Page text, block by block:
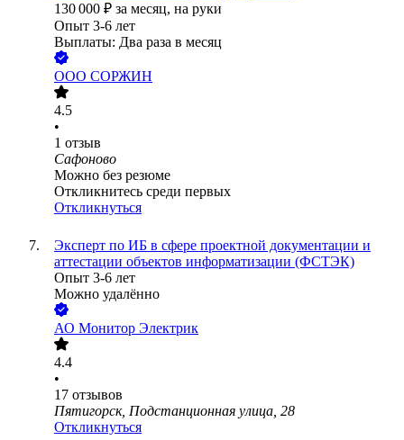
130 000 ₽ за месяц, на руки
Опыт 3-6 лет
Выплаты: Два раза в месяц
ООО СОРЖИН
4.5
•
1 отзыв
Сафоново
Можно без резюме
Откликнитесь среди первых
Откликнуться
Эксперт по ИБ в сфере проектной документации и
аттестации объектов информатизации (ФСТЭК)
Опыт 3-6 лет
Можно удалённо
АО Монитор Электрик
4.4
•
17 отзывов
Пятигорск, Подстанционная улица, 28
Откликнуться